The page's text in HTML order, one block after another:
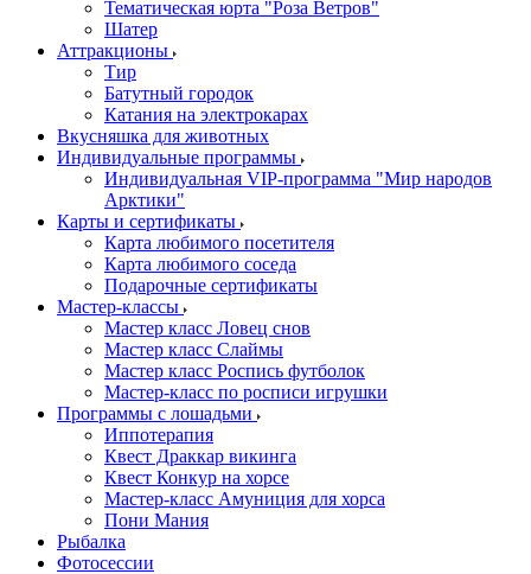
Тематическая юрта "Роза Ветров"
Шатер
Аттракционы
Тир
Батутный городок
Катания на электрокарах
Вкусняшка для животных
Индивидуальные программы
Индивидуальная VIP-программа "Мир народов
Арктики"
Карты и сертификаты
Карта любимого посетителя
Карта любимого соседа
Подарочные сертификаты
Мастер-классы
Мастер класс Ловец снов
Мастер класс Слаймы
Мастер класс Роспись футболок
Мастер-класс по росписи игрушки
Программы с лошадьми
Иппотерапия
Квест Драккар викинга
Квест Конкур на хорсе
Мастер-класс Амуниция для хорса
Пони Мания
Рыбалка
Фотосессии